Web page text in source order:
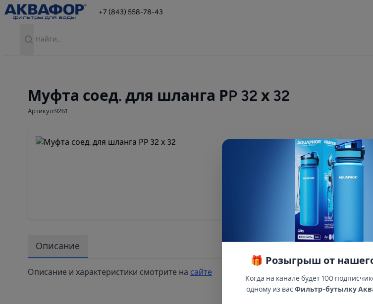
+7 (843) 558-78-43
Муфта соед. для шланга РP 32 х 32
Артикул:9261
320 ₽
Описание
Описание и характеристики смотрите на сайте
🎁 Розыгрыш от
Когда на канале будет 100
одному из вас Фильтр-бутылку